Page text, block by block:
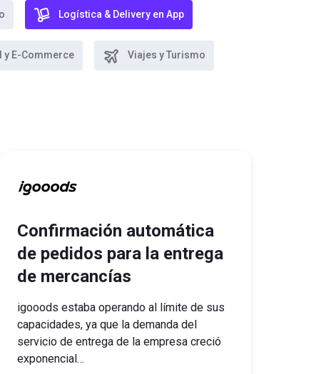
Logística & Delivery en App
y E-Commerce Viajes y Turismo
Confirmación automática
de pedidos para la entrega
de mercancías
igooods estaba operando al límite de sus
capacidades, ya que la demanda del
servicio de entrega de la empresa creció
exponencial…